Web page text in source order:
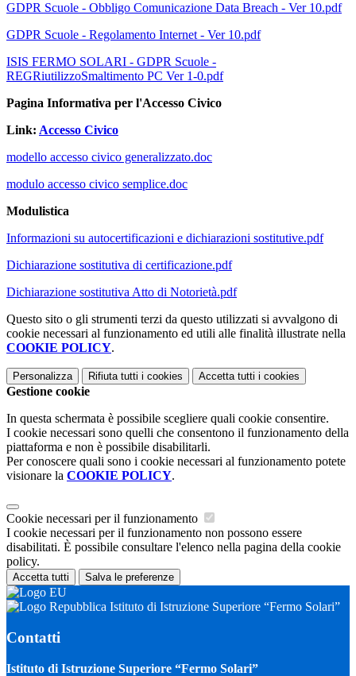
GDPR Scuole - Obbligo Comunicazione Data Breach - Ver 10.pdf
GDPR Scuole - Regolamento Internet - Ver 10.pdf
ISIS FERMO SOLARI - GDPR Scuole -
REGRiutilizzoSmaltimento PC Ver 1-0.pdf
Pagina Informativa per l'Accesso Civico
Link: Accesso Civico
modello accesso civico generalizzato.doc
modulo accesso civico semplice.doc
Modulistica
Informazioni su autocertificazioni e dichiarazioni sostitutive.pdf
Dichiarazione sostitutiva di certificazione.pdf
Dichiarazione sostitutiva Atto di Notorietà.pdf
Questo sito o gli strumenti terzi da questo utilizzati si avvalgono di
cookie necessari al funzionamento ed utili alle finalità illustrate nella
COOKIE POLICY.
Personalizza Rifiuta tutti i cookies Accetta tutti i cookies
Gestione cookie
In questa schermata è possibile scegliere quali cookie consentire.
I cookie necessari sono quelli che consentono il funzionamento della
piattaforma e non è possibile disabilitarli.
Per conoscere quali sono i cookie necessari al funzionamento potete
visionare la COOKIE POLICY.
Cookie necessari per il funzionamento
I cookie necessari per il funzionamento non possono essere
disabilitati. È possibile consultare l'elenco nella pagina della cookie
policy.
Accetta tutti Salva le preferenze
Istituto di Istruzione Superiore “Fermo Solari”
Contatti
Istituto di Istruzione Superiore “Fermo Solari”